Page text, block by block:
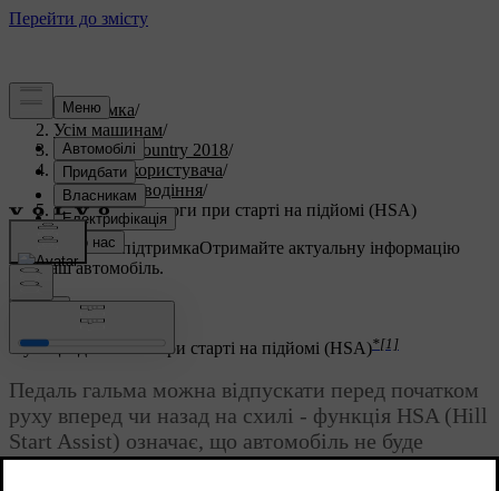
Підтримка/
Усім машинам/
S60 Cross Country 2018/
Посібник користувача/
Запуск та водіння/
Функція допомоги при старті на підйомі (HSA)
Індивідуальна підтримкаОтримайте актуальну інформацію
про ваш автомобіль.
Функція допомоги при старті на підйомі (HSA)*[1]
Педаль гальма можна відпускати перед початком
руху вперед чи назад на схилі - функція HSA (Hill
Start Assist) означає, що автомобіль не буде
відкочуватися назад.